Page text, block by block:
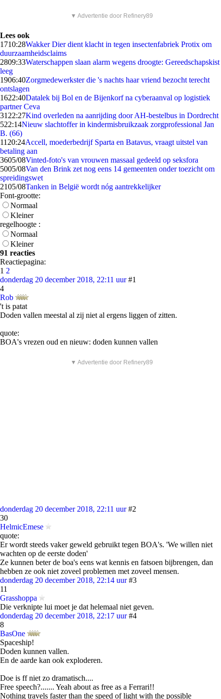
▼ Advertentie door Refinery89
Lees ook
1710:28Wakker Dier dient klacht in tegen insectenfabriek Protix om
duurzaamheidsclaims
2809:33Waterschappen slaan alarm wegens droogte: Gereedschapskist
leeg
1906:40Zorgmedewerkster die 's nachts haar vriend bezocht terecht
ontslagen
1622:40Datalek bij Bol en de Bijenkorf na cyberaanval op logistiek
partner Ceva
31 22:27Kind overleden na aanrijding door AH-bestelbus in Dordrecht
522:14Nieuw slachtoffer in kindermisbruikzaak zorgprofessional Jan
B. (66)
11 20:24Accell, moederbedrijf Sparta en Batavus, vraagt uitstel van
betaling aan
3605/08Vinted-foto's van vrouwen massaal gedeeld op seksfora
5005/08Van den Brink zet nog eens 14 gemeenten onder toezicht om
spreidingswet
2105/08Tanken in België wordt nóg aantrekkelijker
Font-grootte:
Normaal
Kleiner
regelhoogte :
Normaal
Kleiner
91 reacties
Reactiepagina:
1 2
donderdag 20 december 2018, 22:11 uur #1
4
Rob
't is patat
Doden vallen meestal al zij niet al ergens liggen of zitten.
quote:
BOA's vrezen oud en nieuw: doden kunnen vallen
▼ Advertentie door Refinery89
donderdag 20 december 2018, 22:11 uur #2
30
HelmicEmese
quote:
Er wordt steeds vaker geweld gebruikt tegen BOA's. 'We willen niet
wachten op de eerste doden'
Ze kunnen beter de boa's eens wat kennis en fatsoen bijbrengen, dan
hebben ze ook niet zoveel problemen met zoveel mensen.
donderdag 20 december 2018, 22:14 uur #3
11
Grasshoppa
Die verknipte lui moet je dat helemaal niet geven.
donderdag 20 december 2018, 22:17 uur #4
8
BasOne
Spaceship!
Doden kunnen vallen.
En de aarde kan ook exploderen.
Doe is ff niet zo dramatisch....
Free speech?....... Yeah about as free as a Ferrari!!
Nothing travels faster than the speed of light with the possible